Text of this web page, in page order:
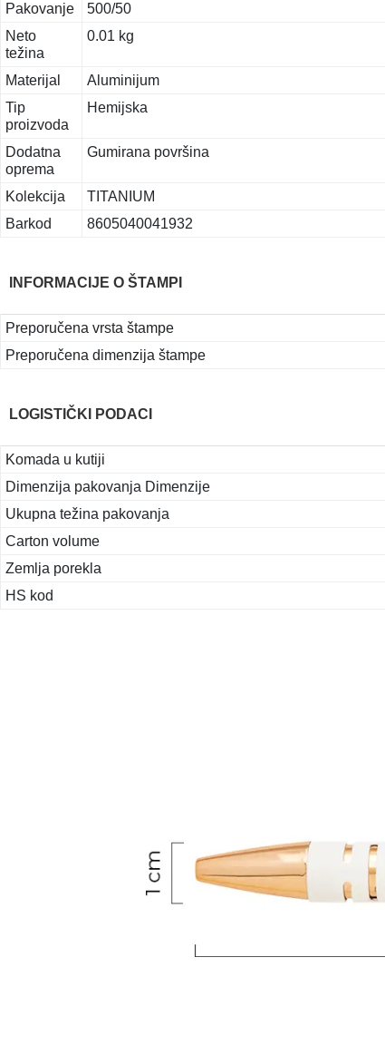
Pakovanje
500/50
Neto
težina
0.01 kg
Materijal
Aluminijum
Tip
proizvoda
Hemijska
Dodatna
oprema
Gumirana površina
Kolekcija
TITANIUM
Barkod
8605040041932
INFORMACIJE O ŠTAMPI
Preporučena vrsta štampe
Preporučena dimenzija štampe
LOGISTIČKI PODACI
Komada u kutiji
Dimenzija pakovanja Dimenzije
Ukupna težina pakovanja
Carton volume
Zemlja porekla
HS kod